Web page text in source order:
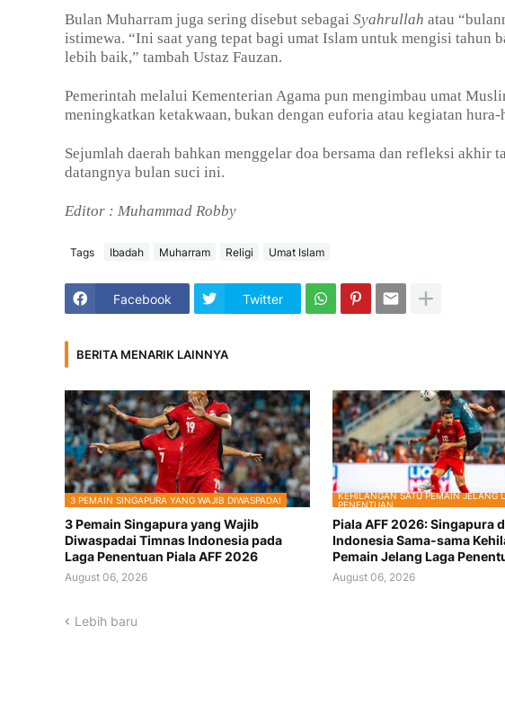
Bulan Muharram juga sering disebut sebagai Syahrullah atau
istimewa. “Ini saat yang tepat bagi umat Islam untuk mengisi tahun
lebih baik,” tambah Ustaz Fauzan.
Pemerintah melalui Kementerian Agama pun mengimbau umat
meningkatkan ketakwaan, bukan dengan euforia atau kegiatan hura-
Sejumlah daerah bahkan menggelar doa bersama dan refleksi akhir
datangnya bulan suci ini.
Editor : Muhammad Robby
Tags Ibadah Muharram Religi Umat Islam
Facebook Twitter
BERITA MENARIK LAINNYA
3 PEMAIN SINGAPURA YANG WAJIB DIWASPADAI
3 Pemain Singapura yang Wajib
Diwaspadai Timnas Indonesia pada
Laga Penentuan Piala AFF 2026
August 06, 2026
KEHILANGAN SATU PEMAIN JELANG
PENENTUAN
Piala AFF 2026: Singapura
Indonesia Sama-sama
Pemain Jelang Laga
August 06, 2026
Lebih baru